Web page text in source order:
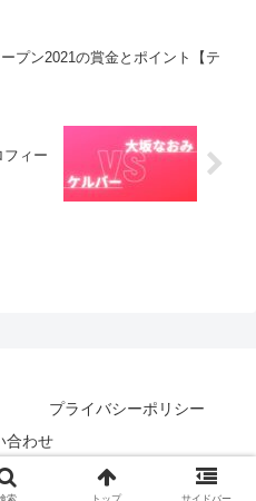
プン2021の賞金とポイント【テ
フィー
プライバシーポリシー
合わせ
テニナゾ.
索 トップ サイドバー